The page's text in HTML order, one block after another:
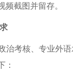
截图并留存。
考核、专业外
：